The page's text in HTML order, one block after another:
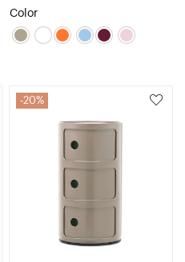
preu
original
preu
actual
Color
20%